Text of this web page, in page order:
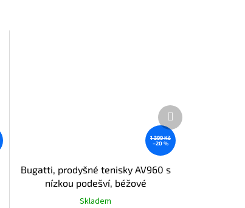
1 399 Kč
–20 %
Bugatti, prodyšné tenisky AV960 s
nízkou podešví, béžové
Skladem
Další
produkt